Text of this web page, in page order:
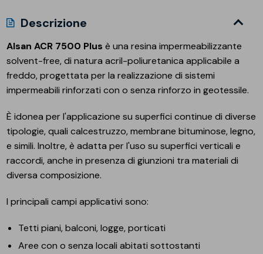
Descrizione
Alsan ACR 7500 Plus è una resina impermeabilizzante
solvent-free, di natura acril-poliuretanica applicabile a
freddo, progettata per la realizzazione di sistemi
impermeabili rinforzati con o senza rinforzo in geotessile.
È idonea per l'applicazione su superfici continue di diverse
tipologie, quali calcestruzzo, membrane bituminose, legno,
e simili. Inoltre, è adatta per l'uso su superfici verticali e
raccordi, anche in presenza di giunzioni tra materiali di
diversa composizione.
I principali campi applicativi sono:
Tetti piani, balconi, logge, porticati
Aree con o senza locali abitati sottostanti